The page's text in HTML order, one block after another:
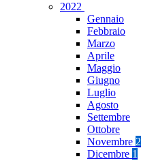
2022
Gennaio
Febbraio
Marzo
Aprile
Maggio
Giugno
Luglio
Agosto
Settembre
Ottobre
Novembre 2
Dicembre 1